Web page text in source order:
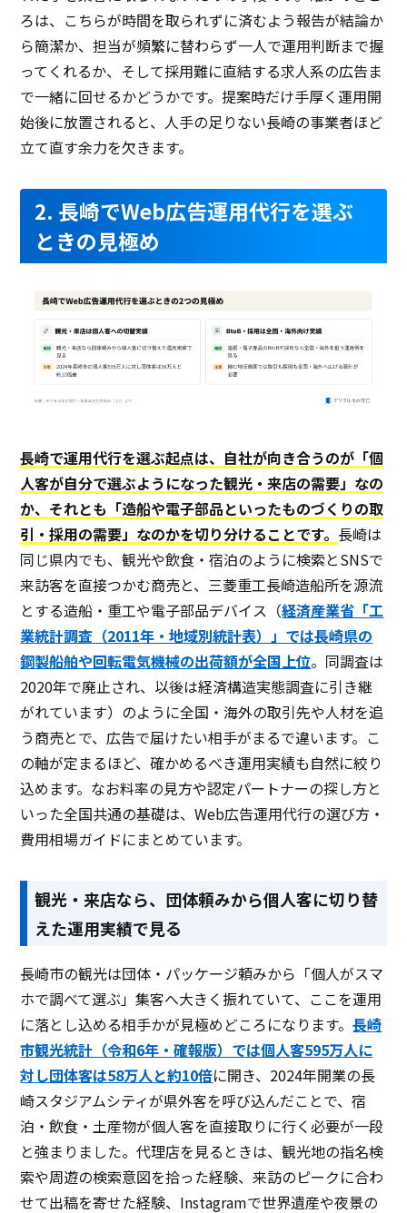
ろは、こちらが時間を取られずに済むよう報告が結論か
ら簡潔か、担当が頻繁に替わらず一人で運用判断まで握
ってくれるか、そして採用難に直結する求人系の広告ま
で一緒に回せるかどうかです。提案時だけ手厚く運用開
始後に放置されると、人手の足りない長崎の事業者ほど
立て直す余力を欠きます。
2. 長崎でWeb広告運用代行を選ぶ
ときの見極め
長崎で運用代行を選ぶ起点は、自社が向き合うのが「個
人客が自分で選ぶようになった観光・来店の需要」なの
か、それとも「造船や電子部品といったものづくりの取
引・採用の需要」なのかを切り分けることです。 長崎は
同じ県内でも、観光や飲食・宿泊のように検索とSNSで
来訪客を直接つかむ商売と、三菱重工長崎造船所を源流
とする造船・重工や電子部品デバイス（経済産業省「工
業統計調査（2011年・地域別統計表）」では長崎県の
鋼製船舶や回転電気機械の出荷額が全国上位。同調査は
2020年で廃止され、以後は経済構造実態調査に引き継
がれています）のように全国・海外の取引先や人材を追
う商売とで、広告で届けたい相手がまるで違います。こ
の軸が定まるほど、確かめるべき運用実績も自然に絞り
込めます。なお料率の見方や認定パートナーの探し方と
いった全国共通の基礎は、Web広告運用代行の選び方・
費用相場ガイドにまとめています。
観光・来店なら、団体頼みから個人客に切り替
えた運用実績で見る
長崎市の観光は団体・パッケージ頼みから「個人がスマ
ホで調べて選ぶ」集客へ大きく振れていて、ここを運用
に落とし込める相手かが見極めどころになります。長崎
市観光統計（令和6年・確報版）では個人客595万人に
対し団体客は58万人と約10倍に開き、2024年開業の長
崎スタジアムシティが県外客を呼び込んだことで、宿
泊・飲食・土産物が個人客を直接取りに行く必要が一段
と強まりました。代理店を見るときは、観光地の指名検
索や周遊の検索意図を拾った経験、来訪のピークに合わ
せて出稿を寄せた経験、Instagramで世界遺産や夜景の